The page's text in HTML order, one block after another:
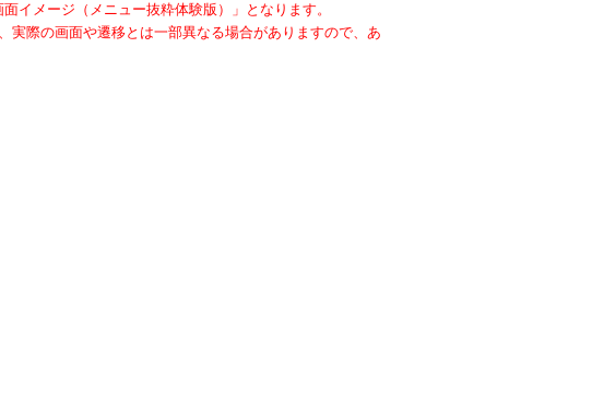
イメージ（メニュー抜粋体験版）」となります。
実際の画面や遷移とは一部異なる場合がありますので、あ